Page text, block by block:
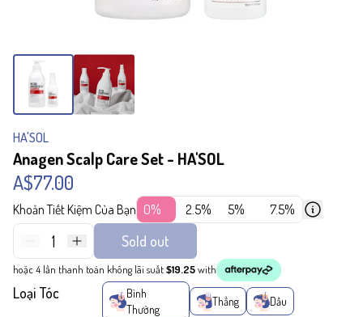
HA'SOL
Anagen Scalp Care Set - HA'SOL
A$77.00
Khoản Tiết Kiệm Của Bạn 0% 2.5% 5% 7.5%
1 Sold out
hoặc 4 lần thanh toán không lãi suất$19.25with
Loại Tóc
Bình
Thường
Thẳng Dầu